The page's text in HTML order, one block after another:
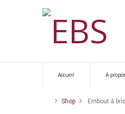
Accueil A propos
Shop Embout à